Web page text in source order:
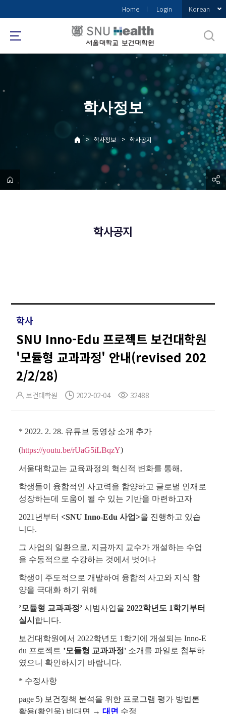
로
메
Home Login Korean
학사정보
> 학사정보 > 학사공지
학사공지
학사
SNU Inno-Edu 프로젝트 보건대학원
'모듈형 교과과정' 안내(revised 202
2/2/28)
보건대학원 2022-02-04 32488
* 2022. 2. 28. 유튜브 동영상 소개 추가
(https://youtu.be/rUaG5iLBqzY)
서울대학교는 교육과정의 혁신적 변화를 통해,
학생들이 융합적인 사고력을 함양하고 글로벌 인재로
성장하는데 도움이 될 수 있는 기반을 마련하고자
2021년부터<SNU Inno-Edu 사업>을 진행하고 있습
니다.
그 사업의 일환으로, 지금까지 교수가 개설하는 수업
을 수동적으로 수강하는 것에서 벗어나
학생이 주도적으로 개발하여 융합적 사고와 지식 함
양을 극대화 하기 위해
’모듈형 교과과정’시범사업을2022학년도 1학기부터
실시 합니다.
보건대학원에서 2022학년도 1학기에 개설되는 Inno-E
du 프로젝트 ’모듈형 교과과정' 소개를 파일로 첨부하
였으니 확인하시기 바랍니다.
* 수정사항
page 5) 보건정책 분석을 위한 프로그램 평가 방법론
활용(황인욱) 비대면 →대면 수정